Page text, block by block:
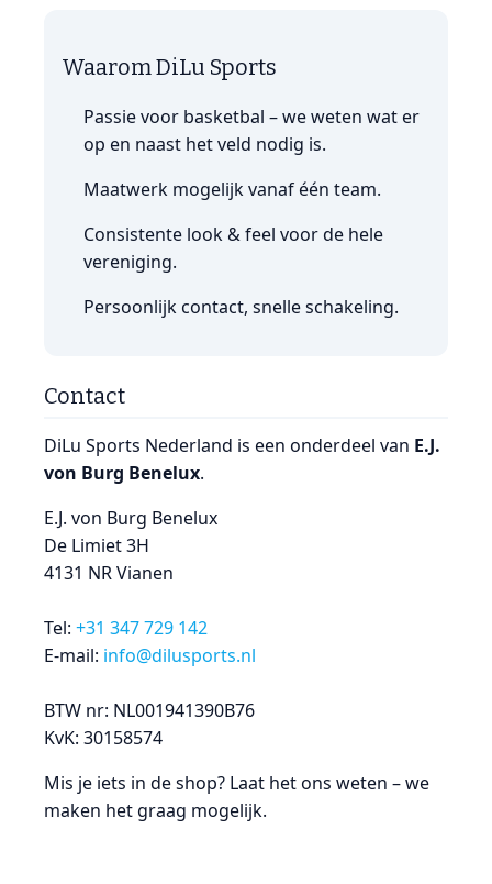
Waarom DiLu Sports
Passie voor basketbal – we weten wat er
op en naast het veld nodig is.
Maatwerk mogelijk vanaf één team.
Consistente look & feel voor de hele
vereniging.
Persoonlijk contact, snelle schakeling.
Contact
DiLu Sports Nederland is een onderdeel van E.J.
von Burg Benelux.
E.J. von Burg Benelux
De Limiet 3H
4131 NR Vianen
Tel: +31 347 729 142
E‑mail: info@dilusports.nl
BTW nr: NL001941390B76
KvK: 30158574
Mis je iets in de shop? Laat het ons weten – we
maken het graag mogelijk.